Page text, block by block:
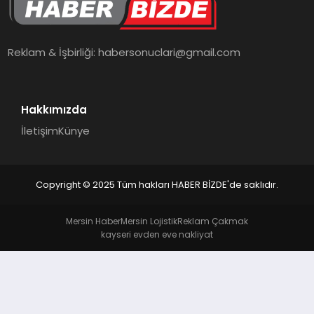
TEKNOLOJI
Reklam & İşbirliği:habersonuclari@gmail.com
Hakkımızda
İletişimKünye
Copyright © 2025 Tüm hakları HABER BİZDE'de saklıdır.
Mersin HaberMersin LojistikReklam Çakmak
kayseri evden eve nakliyat